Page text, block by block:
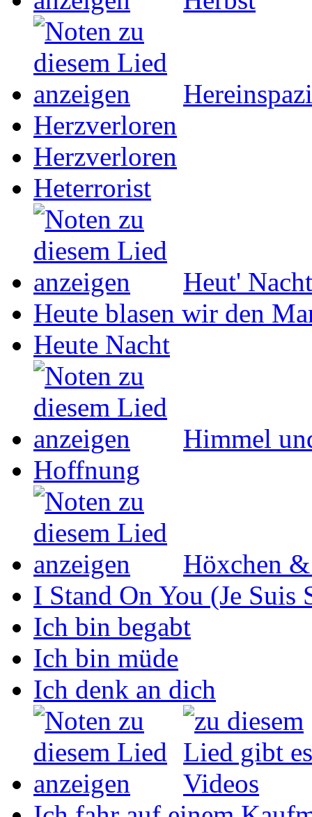
Herzverloren
Herzverloren
Heterrorist
Heut' Nacht
Heute blasen wir den
Heute Nacht
Himmel
Hoffnung
Höxchen
I Stand On You (Je Suis
Ich bin begabt
Ich bin müde
Ich denk an dich